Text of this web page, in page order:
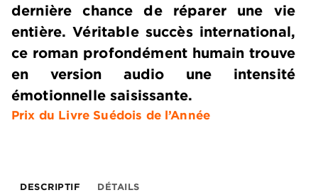
dernière chance de réparer une vie
entière. Véritable succès international,
ce roman profondément humain trouve
en version audio une intensité
émotionnelle saisissante.
Prix du Livre Suédois de l’Année
DESCRIPTIF DÉTAILS